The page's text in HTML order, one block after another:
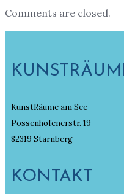
Comments are closed.
KunstRäume am See
Possenhofenerstr. 19
82319 Starnberg
KONTAKT